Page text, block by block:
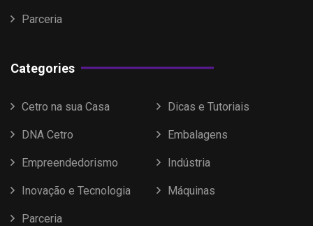
Parceria
Categories
Cetro na sua Casa Dicas e Tutoriais
DNA Cetro Embalagens
Empreendedorismo Indústria
Inovação e Tecnologia Máquinas
Parceria